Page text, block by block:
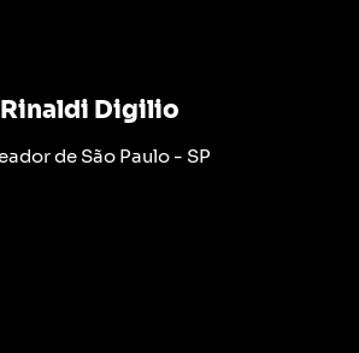
Rinaldi Digilio
de São Paulo - SP